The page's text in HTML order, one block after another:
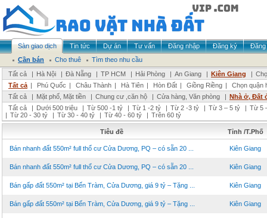
Sàn giao dịch Tin tức Dự án Tư vấn Đăng nhập Đăng ký
Đăng
Cần bán
Cho thuê
Tìm theo nhu cầu
Tất cả
| Hà Nội | Đà Nẵng | TP HCM | Hải Phòng | An Giang | Kiên Giang |
Tất cả | Phú Quốc | Châu Thành | Hà Tiên | Hòn Đất | Giồng Riềng |
Chọn quận
Tất cả
| Mặt phố, Mặt tiền | Chung cư ,căn hộ | Cửa hàng, Văn phòng | Nhà ở, Đất
Tất cả
| Dưới 500 triệu | Từ 500 -1 tỷ | Từ 1 -2 tỷ | Từ 2 -3 tỷ | Từ 3 – 5 tỷ | Từ 5
| Từ 20 - 30 tỷ | Từ 30 - 40 tỷ | Từ 40 - 60 tỷ | Trên 60 tỷ
Tiêu đề Tỉnh /T.Phố
Bán nhanh đất 550m² full thổ cư Cửa Dương, PQ – có sẵn 20 ... Kiên Giang
Bán nhanh đất 550m² full thổ cư Cửa Dương, PQ – có sẵn 20 ... Kiên Giang
Bán gấp đất 550m² tại Bến Tràm, Cửa Dương, giá 9 tỷ – Tặng ... Kiên Giang
Bán gấp đất 550m² tại Bến Tràm, Cửa Dương, giá 9 tỷ – Tặng ... Kiên Giang